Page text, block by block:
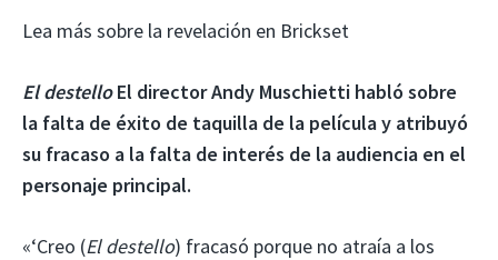
Lea más sobre la revelación en Brickset
El destelloEl director Andy Muschietti habló sobre
la falta de éxito de taquilla de la película y atribuyó
su fracaso a la falta de interés de la audiencia en el
personaje principal.
«‘Creo (El destello) fracasó porque no atraía a los